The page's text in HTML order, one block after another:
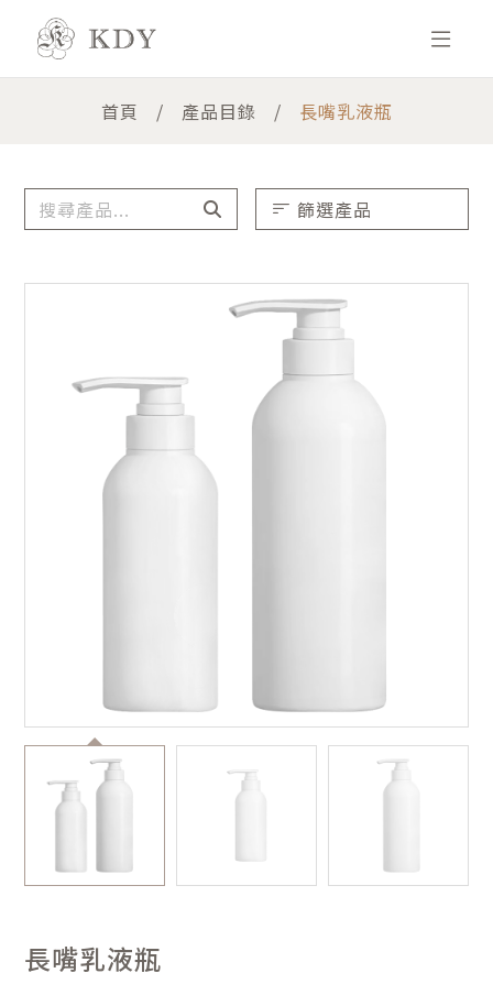
首頁 產品目錄 長嘴乳液瓶
篩選產品
長嘴乳液瓶